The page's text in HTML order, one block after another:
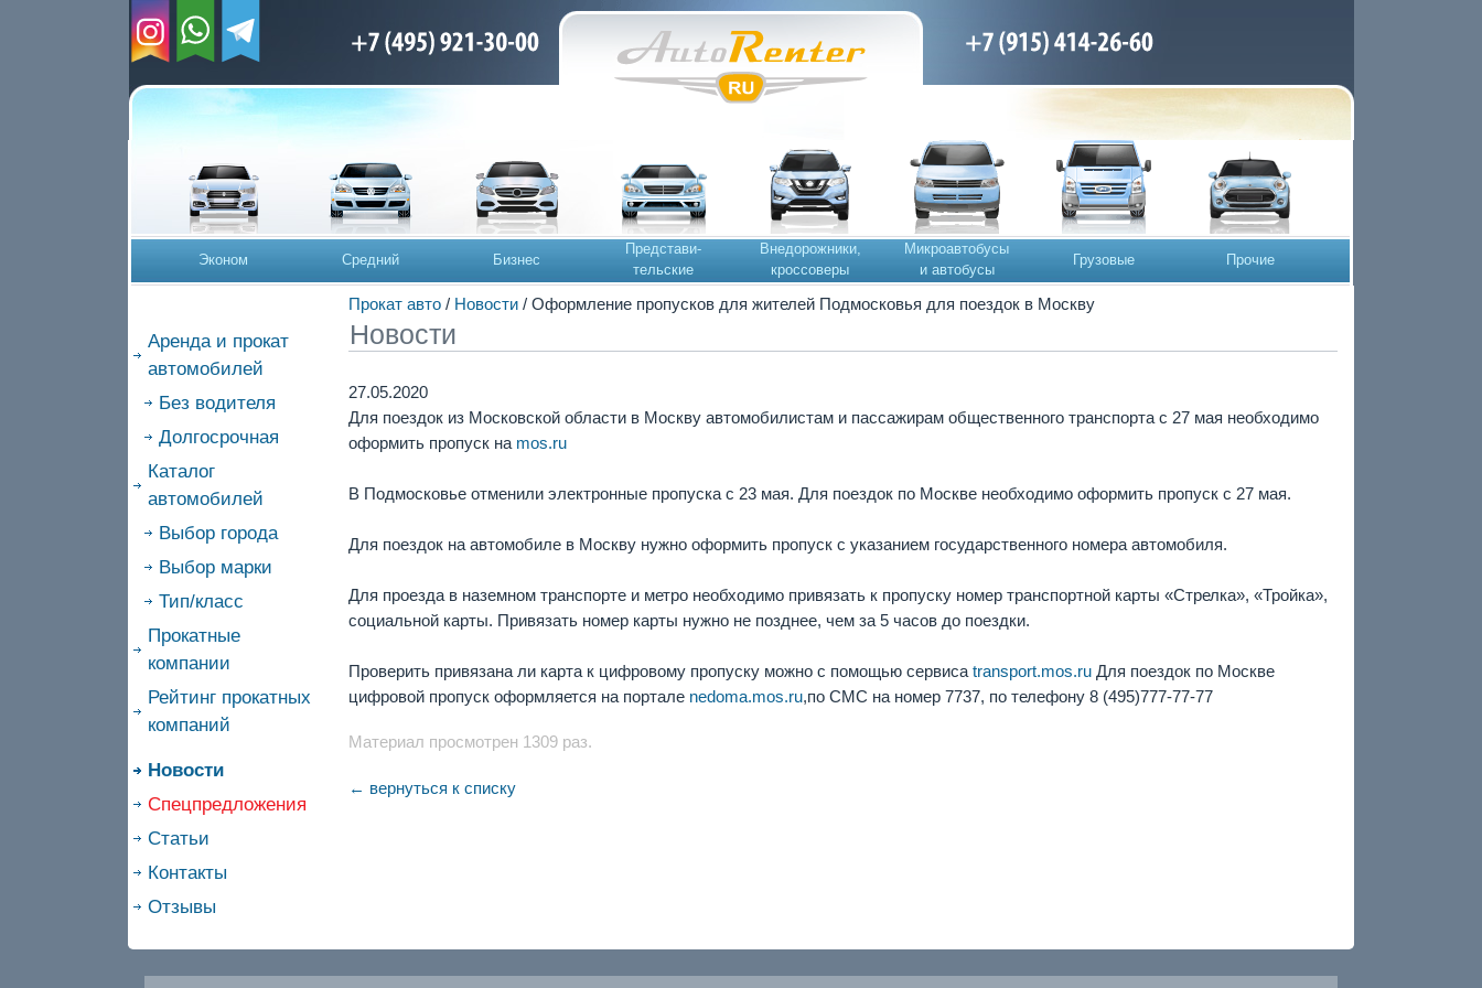
Эконом Средний Бизнес
Представи-
тельские
Внедорожники,
кроссоверы
Микроавтобусы
и автобусы
Грузовые Прочие
Прокат авто/ Новости/ Оформление пропусков для жителей Подмосковья для поездок в Москву
Аренда и прокат
автомобилей
Без водителя
Долгосрочная
Каталог
автомобилей
Выбор города
Выбор марки
Тип/класс
Прокатные
компании
Рейтинг прокатных
компаний
Новости
Спецпредложения
Статьи
Контакты
Отзывы
Новости
27.05.2020
Для поездок из Московской области в Москву автомобилистам и пассажирам общественного транспорта с 27 мая необходимо
оформить пропуск на mos.ru
В Подмосковье отменили электронные пропуска с 23 мая. Для поездок по Москве необходимо оформить пропуск с 27 мая.
Для поездок на автомобиле в Москву нужно оформить пропуск с указанием государственного номера автомобиля.
Для проезда в наземном транспорте и метро необходимо привязать к пропуску номер транспортной карты «Стрелка», «Тройка»,
социальной карты. Привязать номер карты нужно не позднее, чем за 5 часов до поездки.
Проверить привязана ли карта к цифровому пропуску можно с помощью сервиса transport.mos.ruДля поездок по Москве
цифровой пропуск оформляется на портале nedoma.mos.ru,по СМС на номер 7737, по телефону 8 (495)777-77-77
Материал просмотрен 1309 раз.
← вернуться к списку